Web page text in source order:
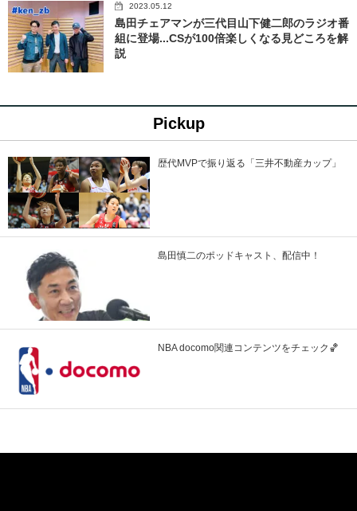
2023.05.12
島田チェアマンが三代目山下健二郎のラジオ番
組に登場...CSが100倍楽しくなる見どころを解
説
Pickup
歴代MVPで振り返る「三井不動産カップ」
島田慎二のポッドキャスト、配信中！
NBA docomo関連コンテンツをチェック🏀